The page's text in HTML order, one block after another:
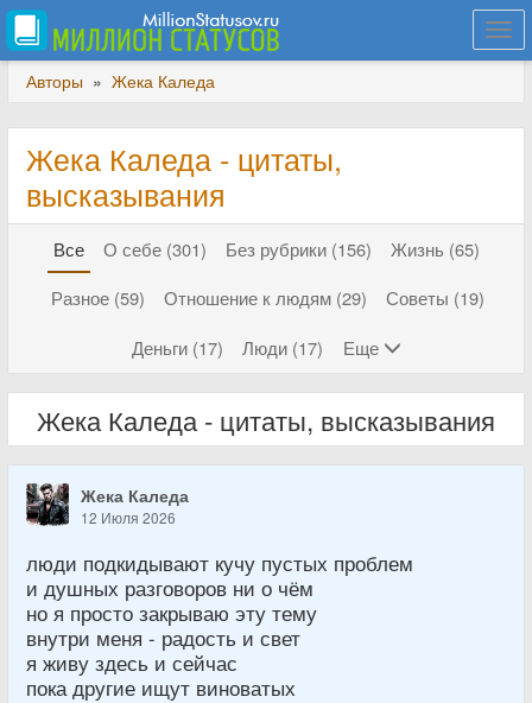
Авторы » Жека Каледа
Жека Каледа - цитаты,
высказывания
Все О себе (301) Без рубрики (156)
Жизнь (65)
Разное (59)
Отношение к людям (29)
Советы (19)
Деньги (17)
Люди (17) Еще
Жека Каледа - цитаты, высказывания
Жека Каледа
12 Июля 2026
люди подкидывают кучу пустых проблем
и душных разговоров ни о чём
но я просто закрываю эту тему
внутри меня - радость и свет
я живу здесь и сейчас
пока другие ищут виноватых